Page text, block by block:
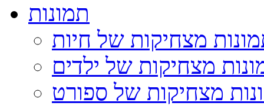
תמונות
מצחיקות של חיות
מצחיקות של ילדים
מצחיקות של ספורט